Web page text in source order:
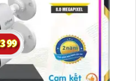
₫
Hàng Giá Rẻ Dùng Ban
đến sự an ninh an toàn
âm, giúp quản lý và